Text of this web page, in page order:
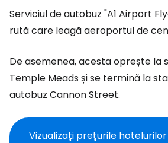
Serviciul de autobuz "A1 Airport
rută care leagă aeroportul de
De asemenea, acesta oprește la
Temple Meads și se termină la
autobuz Cannon Street.
Vizualizați prețurile